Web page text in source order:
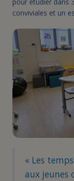
conviviales et un
« Les
aux jeunes